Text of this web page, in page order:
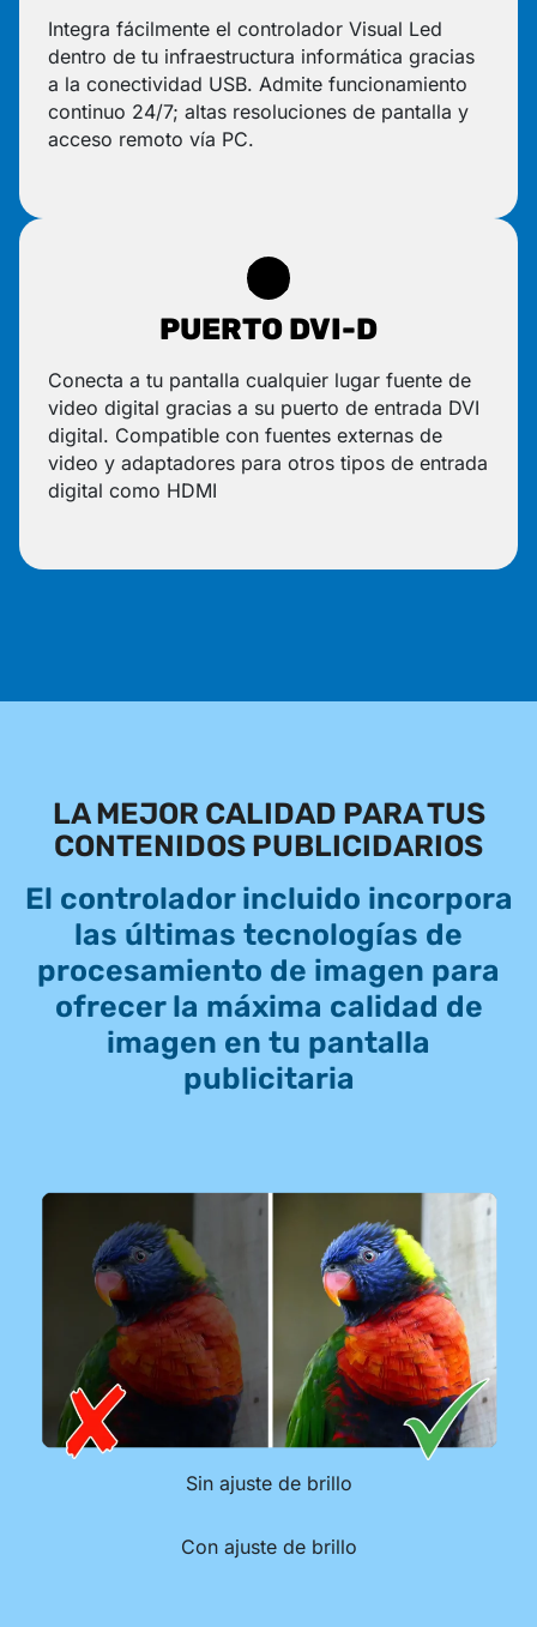
Integra fácilmente el controlador Visual Led
dentro de tu infraestructura informática gracias
a la conectividad USB. Admite funcionamiento
continuo 24/7; altas resoluciones de pantalla y
acceso remoto vía PC.
PUERTO DVI-D
Conecta a tu pantalla cualquier lugar fuente de
video digital gracias a su puerto de entrada DVI
digital. Compatible con fuentes externas de
video y adaptadores para otros tipos de entrada
digital como HDMI
LA MEJOR CALIDAD PARA TUS
CONTENIDOS PUBLICIDARIOS
El controlador incluido incorpora
las últimas tecnologías de
procesamiento de imagen para
ofrecer la máxima calidad de
imagen en tu pantalla
publicitaria
Sin ajuste de brillo
Con ajuste de brillo